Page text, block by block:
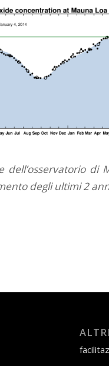
di
degli ultimi 2